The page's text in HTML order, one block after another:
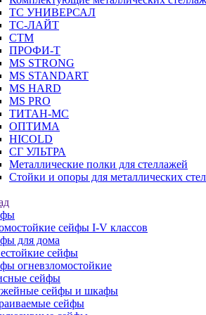
ТС УНИВЕРСАЛ
ТС-ЛАЙТ
СТМ
ПРОФИ-Т
MS STRONG
MS STANDART
MS HARD
MS PRO
ТИТАН-МС
ОПТИМА
HICOLD
СГ УЛЬТРА
Металлические полки для стеллажей
Стойки и опоры для металлических
сейфы I-V классов
для дома
сейфы
огневзломостойкие
сейфы
сейфы и шкафы
сейфы